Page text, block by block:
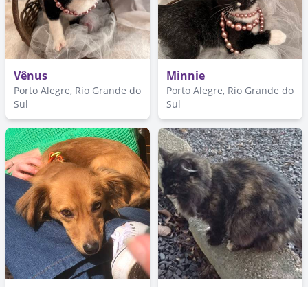
Vênus
Porto Alegre, Rio Grande do
Sul
Minnie
Porto Alegre, Rio Grande do
Sul